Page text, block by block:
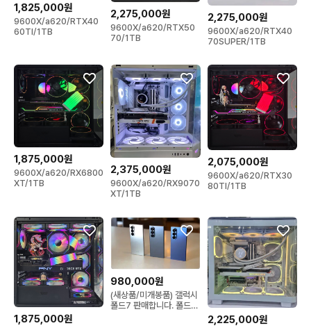
1,825,000원
9600X/a620/RTX40
60TI/1TB
2,275,000원
9600X/a620/RTX50
70/1TB
2,275,000원
9600X/a620/RTX40
70SUPER/1TB
1,875,000원
9600X/a620/RX6800
XT/1TB
2,375,000원
9600X/a620/RX9070
XT/1TB
2,075,000원
9600X/a620/RTX30
80TI/1TB
1,875,000원
980,000원
(새상품/미개봉품) 갤럭시
폴드7 판매합니다. 폴드8
2,225,000원